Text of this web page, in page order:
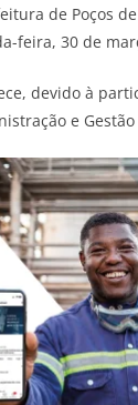
de Poços
feira, 30 de
devido à
e Gestão